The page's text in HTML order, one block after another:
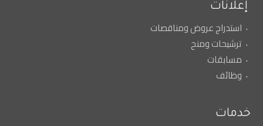
إعلانات
استدراج عروض ومناقصات
ترشيحات ومنح
مسابقات
وظائف
خدمات